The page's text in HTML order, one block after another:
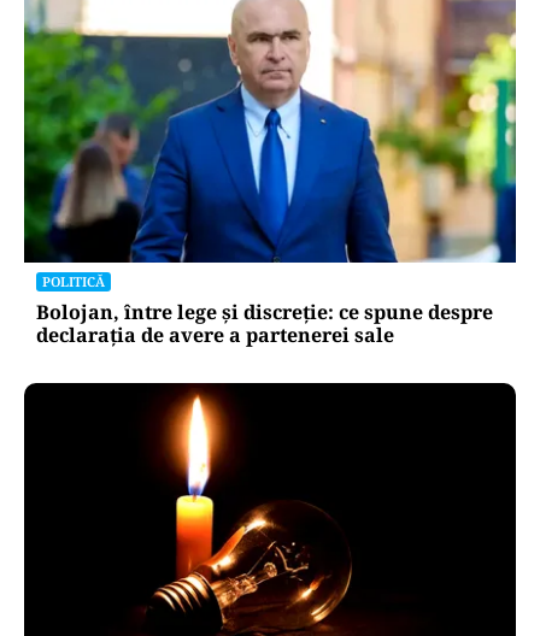
POLITICĂ
Bolojan, între lege și discreție: ce spune despre
declarația de avere a partenerei sale